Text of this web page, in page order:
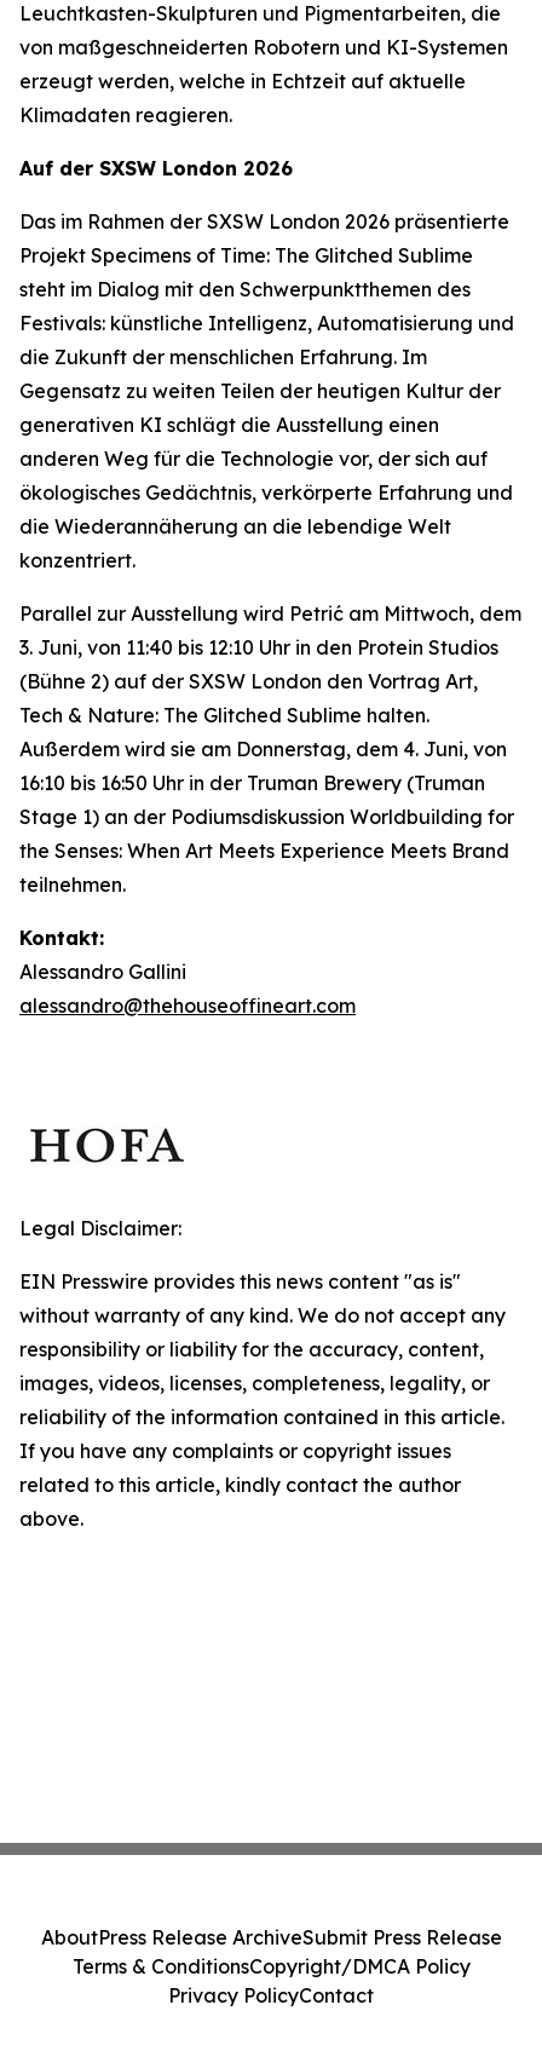
Leuchtkasten-Skulpturen und Pigmentarbeiten, die
von maßgeschneiderten Robotern und KI-Systemen
erzeugt werden, welche in Echtzeit auf aktuelle
Klimadaten reagieren.
Auf der SXSW London 2026
Das im Rahmen der SXSW London 2026 präsentierte
Projekt Specimens of Time: The Glitched Sublime
steht im Dialog mit den Schwerpunktthemen des
Festivals: künstliche Intelligenz, Automatisierung und
die Zukunft der menschlichen Erfahrung. Im
Gegensatz zu weiten Teilen der heutigen Kultur der
generativen KI schlägt die Ausstellung einen
anderen Weg für die Technologie vor, der sich auf
ökologisches Gedächtnis, verkörperte Erfahrung und
die Wiederannäherung an die lebendige Welt
konzentriert.
Parallel zur Ausstellung wird Petrić am Mittwoch, dem
3. Juni, von 11:40 bis 12:10 Uhr in den Protein Studios
(Bühne 2) auf der SXSW London den Vortrag Art,
Tech & Nature: The Glitched Sublime halten.
Außerdem wird sie am Donnerstag, dem 4. Juni, von
16:10 bis 16:50 Uhr in der Truman Brewery (Truman
Stage 1) an der Podiumsdiskussion Worldbuilding for
the Senses: When Art Meets Experience Meets Brand
teilnehmen.
Kontakt:
Alessandro Gallini
alessandro@thehouseoffineart.com
Legal Disclaimer:
EIN Presswire provides this news content "as is"
without warranty of any kind. We do not accept any
responsibility or liability for the accuracy, content,
images, videos, licenses, completeness, legality, or
reliability of the information contained in this article.
If you have any complaints or copyright issues
related to this article, kindly contact the author
above.
AboutPress Release ArchiveSubmit Press Release
Terms & ConditionsCopyright/DMCA Policy
Privacy PolicyContact